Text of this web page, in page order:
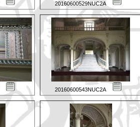
20160600529NUC2A
20160600543NUC2A